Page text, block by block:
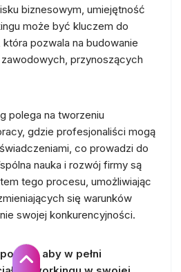
biznesowym, umiejętność
może być kluczem do
pozwala na budowanie
przynoszących
polega na tworzeniu
gdzie profesjonaliści mogą
co prowadzi do
nauka i rozwój firmy są
tego procesu, umożliwiając
się warunków
swojej konkurencyjności.
aby w pełni